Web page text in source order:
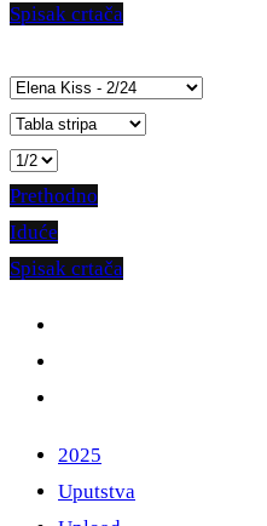
Spisak crtača
Prethodno
Iduće
Spisak crtača
2025
Uputstva